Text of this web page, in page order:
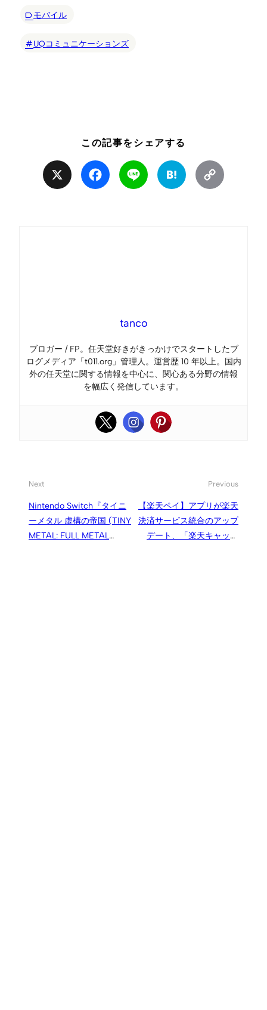
モバイル
UQコミュニケーションズ
この記事をシェアする
Facebook Line Hatena
tanco
ブロガー / FP。任天堂好きがきっかけでスタートしたブ
ログメディア「t011.org」管理人。運営歴 10 年以上。国内
外の任天堂に関する情報を中心に、関心ある分野の情報
を幅広く発信しています。
Next
Nintendo Switch『タイニ
ーメタル 虚構の帝国 (TINY
METAL: FULL METAL
Previous
【楽天ペイ】アプリが楽天
決済サービス統合のアップ
デート、「楽天キャッシ